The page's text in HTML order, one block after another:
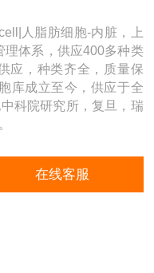
人脂肪细胞-内脏，上
理体系，供应400多种类
应，种类齐全，质量保
库成立至今，供应于全
科院研究所，复旦，瑞
在线客服